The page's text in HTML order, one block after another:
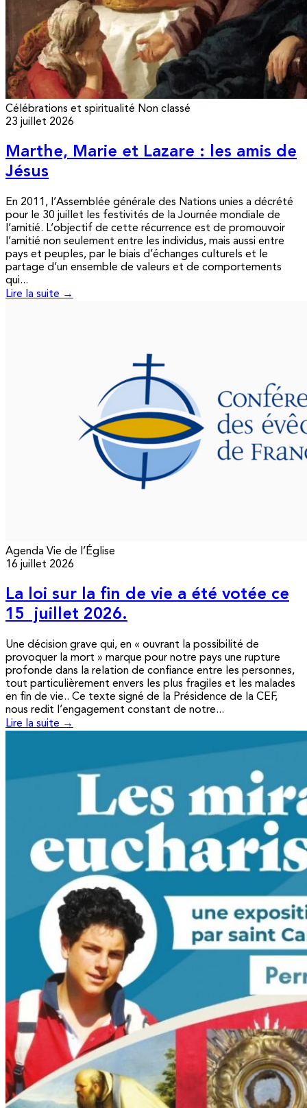
Célébrations et spiritualité Non classé
23 juillet 2026
Marthe, Marie et Lazare : les amis de
Jésus
En 2011, l’Assemblée générale des Nations unies a décrété
pour le 30 juillet les festivités de la Journée mondiale de
l’amitié. L’objectif de cette récurrence est de promouvoir
l’amitié non seulement entre les individus, mais aussi entre
pays et peuples, par le biais d’échanges culturels et le
partage d’un ensemble de valeurs et de comportements
qui...
Lire la suite →
Agenda Vie de l’Église
16 juillet 2026
La loi sur la fin de vie a été votée ce
15 juillet 2026.
Une décision grave qui, en « ouvrant la possibilité de
provoquer la mort » marque pour notre pays une rupture
profonde dans la relation de confiance entre les personnes,
tout particulièrement envers les plus fragiles et les malades
en fin de vie.. Ce texte signé de la Présidence de la CEF,
nous redit l’engagement constant de notre...
Lire la suite →